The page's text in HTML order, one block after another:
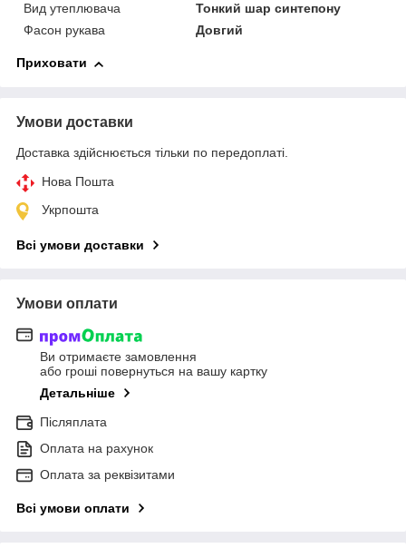
Вид утеплювача
Тонкий шар синтепону
Фасон рукава
Довгий
Приховати
Умови доставки
Доставка здійснюється тільки по передоплаті.
Нова Пошта
Укрпошта
Всі умови доставки
Умови оплати
Ви отримаєте замовлення
або гроші повернуться на вашу картку
Детальніше
Післяплата
Оплата на рахунок
Оплата за реквізитами
Всі умови оплати